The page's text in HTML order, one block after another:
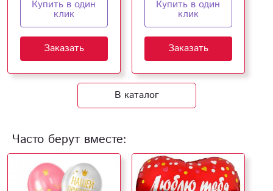
Купить в один
клик
Заказать
Купить в один
клик
Заказать
В каталог
Часто берут вместе: